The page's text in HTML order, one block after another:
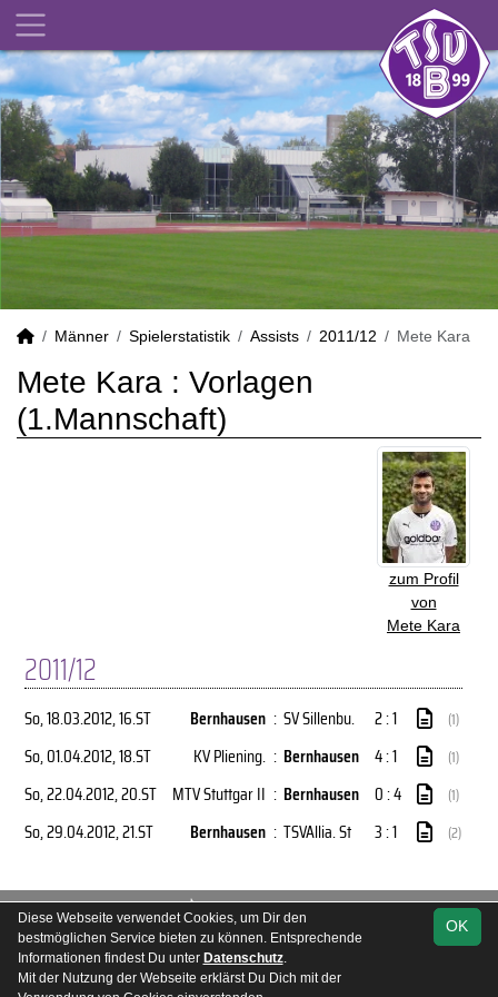
Männer Spielerstatistik Assists 2011/12 Mete Kara
Mete Kara : Vorlagen
(1.Mannschaft)
zum Profil
von
Mete Kara
2011/12
So, 18.03.2012, 16.ST Bernhausen : SV Sillenbu. 2 : 1 (1)
So, 01.04.2012, 18.ST KV Pliening. : Bernhausen 4 : 1 (1)
So, 22.04.2012, 20.ST MTV Stuttgar II : Bernhausen 0 : 4 (1)
So, 29.04.2012, 21.ST Bernhausen : TSVAllia. St 3 : 1 (2)
soccero.de
Besucherstatistik Kontakt Impressum
Datenschutz
OK
Diese Webseite verwendet Cookies, um Dir den
bestmöglichen Service bieten zu können. Entsprechende
Informationen findest Du unter Datenschutz.
Mit der Nutzung der Webseite erklärst Du Dich mit der